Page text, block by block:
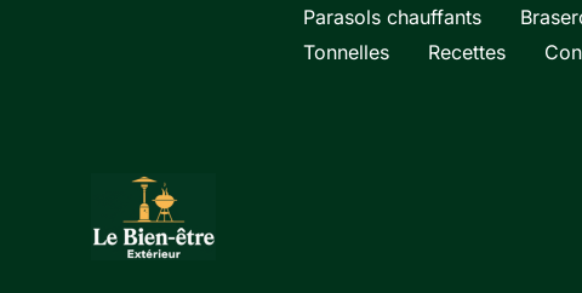
Parasols chauffants
Tonnelles
Recettes